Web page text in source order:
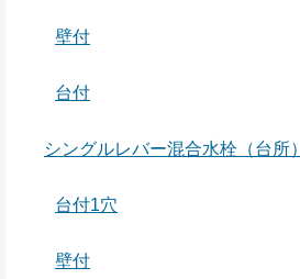
壁付
台付
シングルレバー混合水栓（台所）
台付1穴
壁付